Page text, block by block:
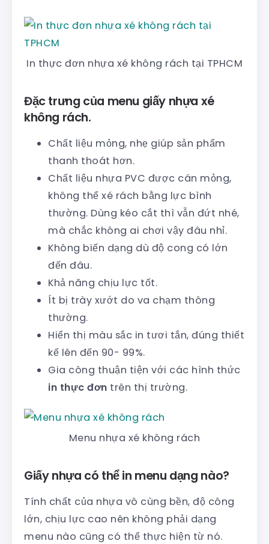
In thực đơn nhựa xé không rách tại TPHCM
Đặc trưng của menu giấy nhựa xé
không rách.
Chất liệu mỏng, nhẹ giúp sản phẩm
thanh thoát hơn.
Chất liệu nhựa PVC được cán mỏng,
không thể xé rách bằng lực bình
thường. Dùng kéo cắt thì vẫn đứt nhé,
mà chắc không ai chơi vậy đâu nhỉ.
Không biến dạng dù độ cong có lớn
đến đâu.
Khả năng chịu lực tốt.
Ít bị trày xướt do va chạm thông
thường.
Hiển thị màu sắc in tươi tắn, đúng thiết
kế lên đến 90- 99%.
Gia công thuận tiện với các hình thức
in thực đơn trên thị trường.
Menu nhựa xé không rách
Giấy nhựa có thể in menu dạng nào?
Tính chất của nhựa vô cùng bền, độ công
lớn, chịu lực cao nên không phải dạng
menu nào cũng có thể thực hiện từ nó.